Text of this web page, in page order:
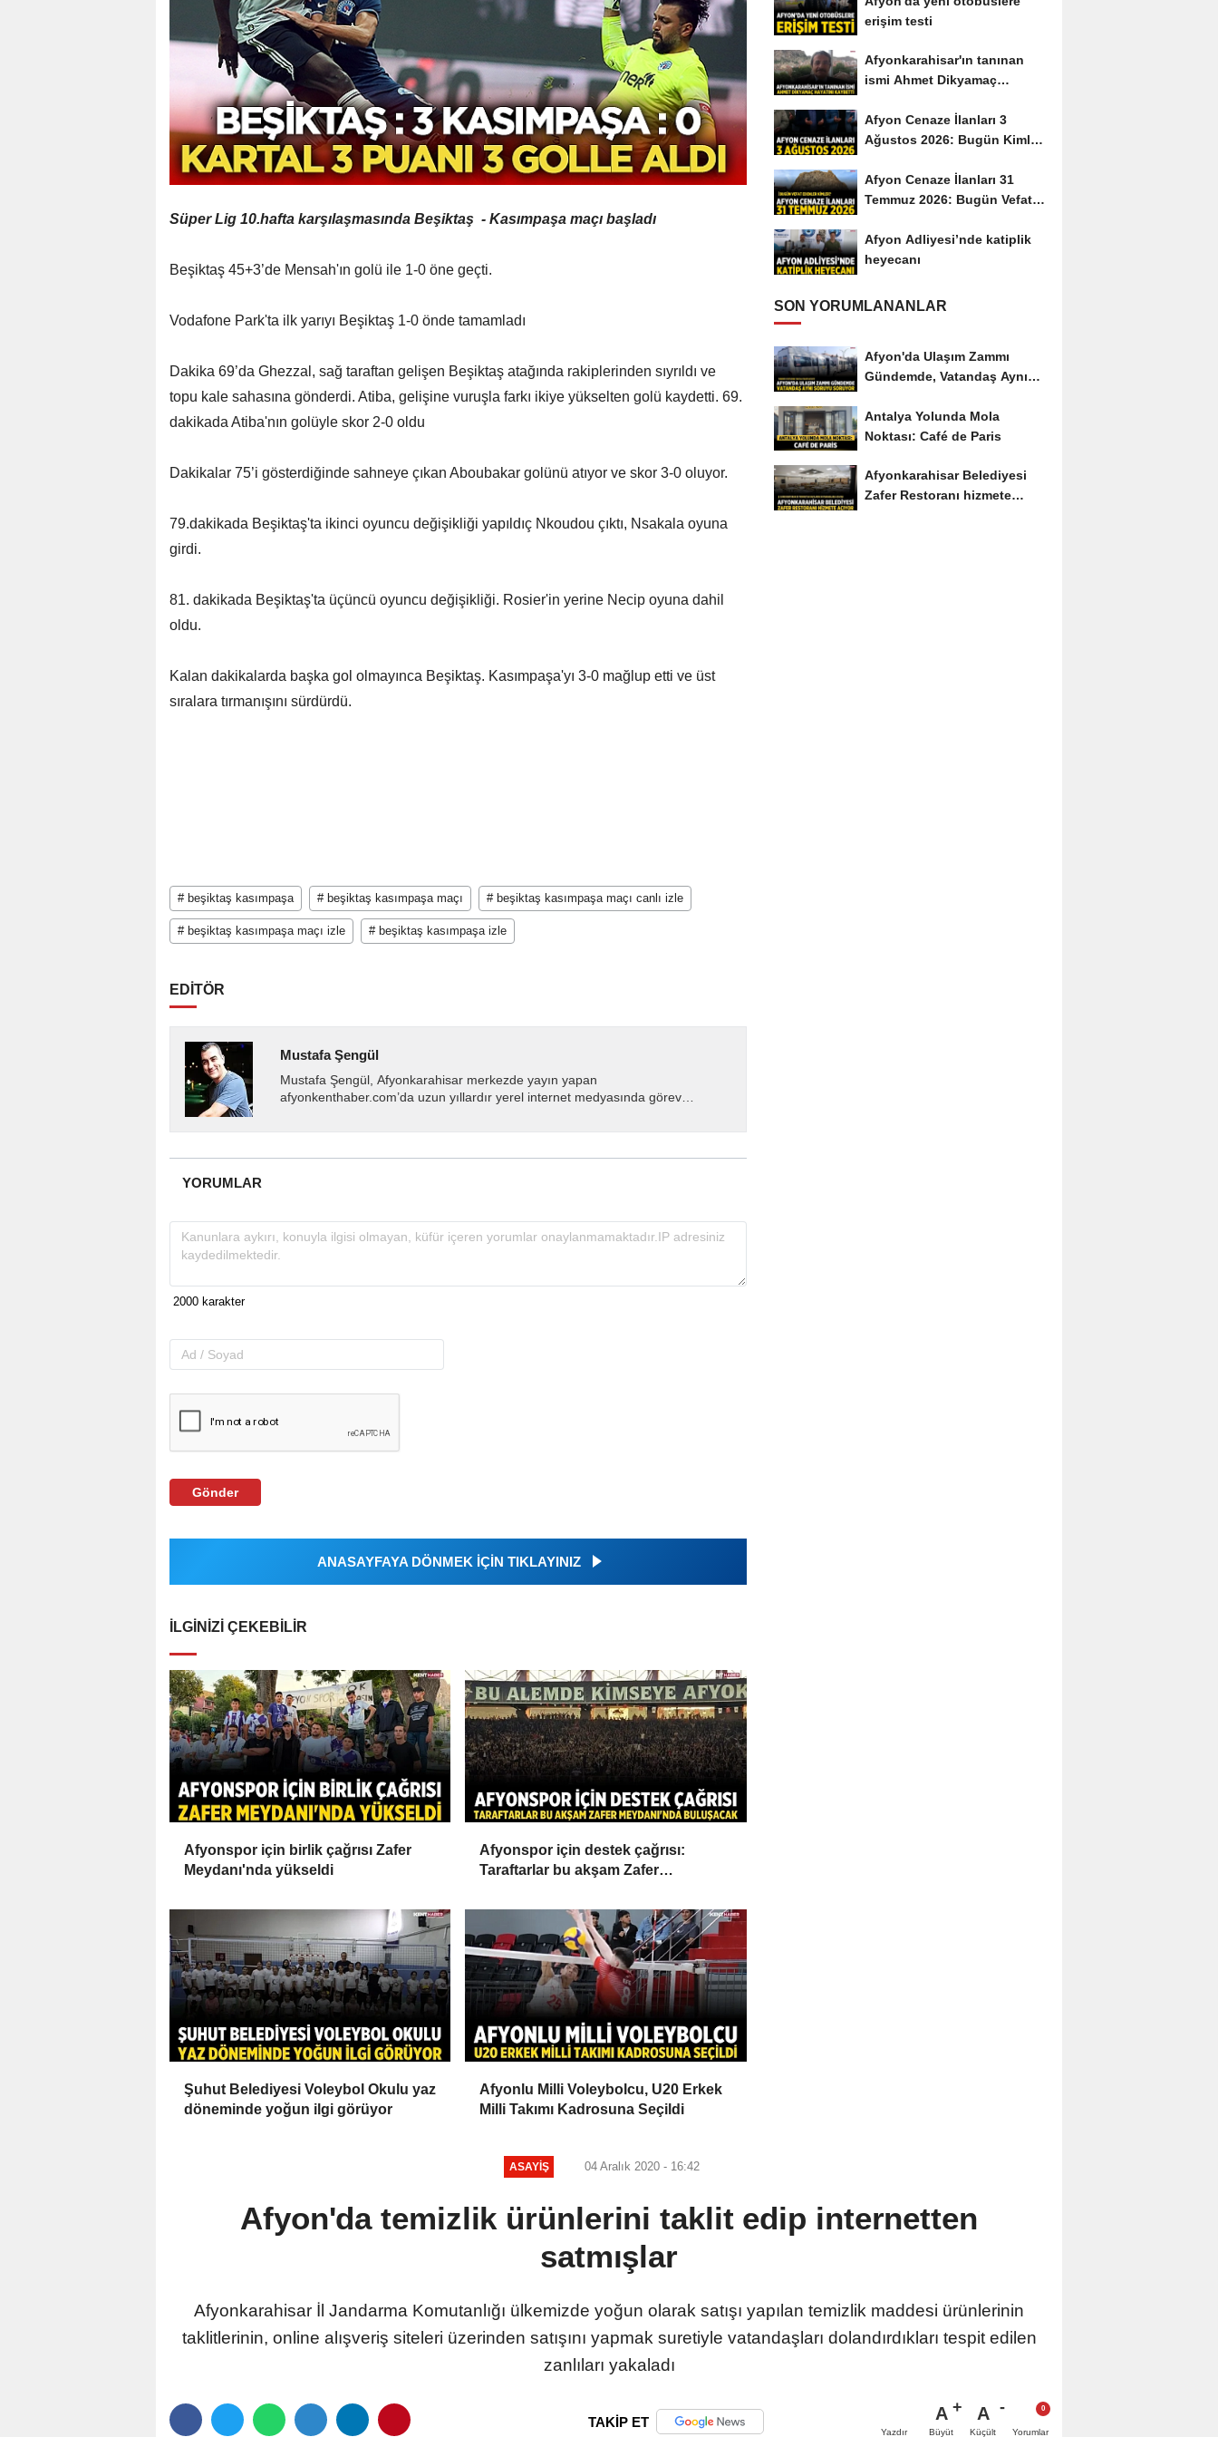
Süper Lig 10.hafta karşılaşmasında Beşiktaş - Kasımpaşa maçı başladı
Beşiktaş 45+3’de Mensah'ın golü ile 1-0 öne geçti.
Vodafone Park'ta ilk yarıyı Beşiktaş 1-0 önde tamamladı
Dakika 69’da Ghezzal, sağ taraftan gelişen Beşiktaş atağında rakiplerinden sıyrıldı ve
topu kale sahasına gönderdi. Atiba, gelişine vuruşla farkı ikiye yükselten golü kaydetti. 69.
dakikada Atiba'nın golüyle skor 2-0 oldu
Dakikalar 75’i gösterdiğinde sahneye çıkan Aboubakar golünü atıyor ve skor 3-0 oluyor.
79.dakikada Beşiktaş'ta ikinci oyuncu değişikliği yapıldıç Nkoudou çıktı, Nsakala oyuna
girdi.
81. dakikada Beşiktaş'ta üçüncü oyuncu değişikliği. Rosier'in yerine Necip oyuna dahil
oldu.
Kalan dakikalarda başka gol olmayınca Beşiktaş. Kasımpaşa'yı 3-0 mağlup etti ve üst
sıralara tırmanışını sürdürdü.
# beşiktaş kasımpaşa # beşiktaş kasımpaşa maçı # beşiktaş kasımpaşa maçı canlı izle
# beşiktaş kasımpaşa maçı izle # beşiktaş kasımpaşa izle
EDİTÖR
Mustafa Şengül
Mustafa Şengül, Afyonkarahisar merkezde yayın yapan
afyonkenthaber.com’da uzun yıllardır yerel internet medyasında görev
YORUMLAR
Gönder
ANASAYFAYA DÖNMEK İÇİN TIKLAYINIZ
İLGINIZI ÇEKEBILIR
Afyonspor için birlik çağrısı Zafer
Meydanı'nda yükseldi
Afyonspor için destek çağrısı:
Taraftarlar bu akşam Zafer
Şuhut Belediyesi Voleybol Okulu yaz
döneminde yoğun ilgi görüyor
Afyonlu Milli Voleybolcu, U20 Erkek
Milli Takımı Kadrosuna Seçildi
erişim testi
Afyonkarahisar'ın tanınan
ismi Ahmet Dikyamaç
Afyon Cenaze İlanları 3
Ağustos 2026: Bugün Kimler
Afyon Cenaze İlanları 31
Temmuz 2026: Bugün Vefat
Afyon Adliyesi’nde katiplik
heyecanı
SON YORUMLANANLAR
Afyon'da Ulaşım Zammı
Gündemde, Vatandaş Aynı
Antalya Yolunda Mola
Noktası: Café de Paris
Afyonkarahisar Belediyesi
Zafer Restoranı hizmete
ASAYIŞ 04 Aralık 2020 - 16:42
Afyon'da temizlik ürünlerini taklit edip internetten
satmışlar
Afyonkarahisar İl Jandarma Komutanlığı ülkemizde yoğun olarak satışı yapılan temizlik maddesi ürünlerinin
taklitlerinin, online alışveriş siteleri üzerinden satışını yapmak suretiyle vatandaşları dolandırdıkları tespit edilen
zanlıları yakaladı
TAKİP ET
Yazdır
A
Büyüt
A
Küçült Yorumlar